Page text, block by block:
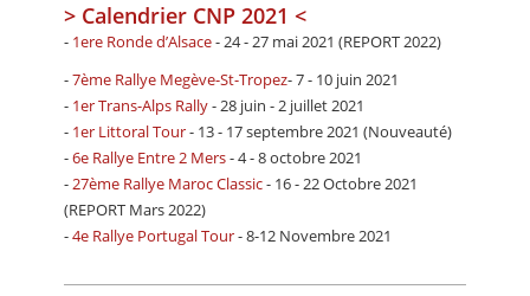
> Calendrier CNP 2021 <
- 1ere Ronde d’Alsace- 24 - 27 mai 2021 (REPORT 2022)
-7ème Rallye Megève-St-Tropez- 7 - 10 juin 2021
- 1er Trans-Alps Rally- 28 juin - 2 juillet 2021
- 1er Littoral Tour- 13 - 17 septembre 2021 (Nouveauté)
-6e Rallye Entre 2 Mers- 4 - 8 octobre 2021
-27ème Rallye Maroc Classic- 16 - 22 Octobre 2021
(REPORT Mars 2022)
-4e Rallye Portugal Tour- 8-12 Novembre 2021